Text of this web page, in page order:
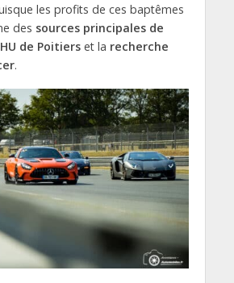
les profits de ces baptêmes
des sources principales de
de Poitierset la recherche
.